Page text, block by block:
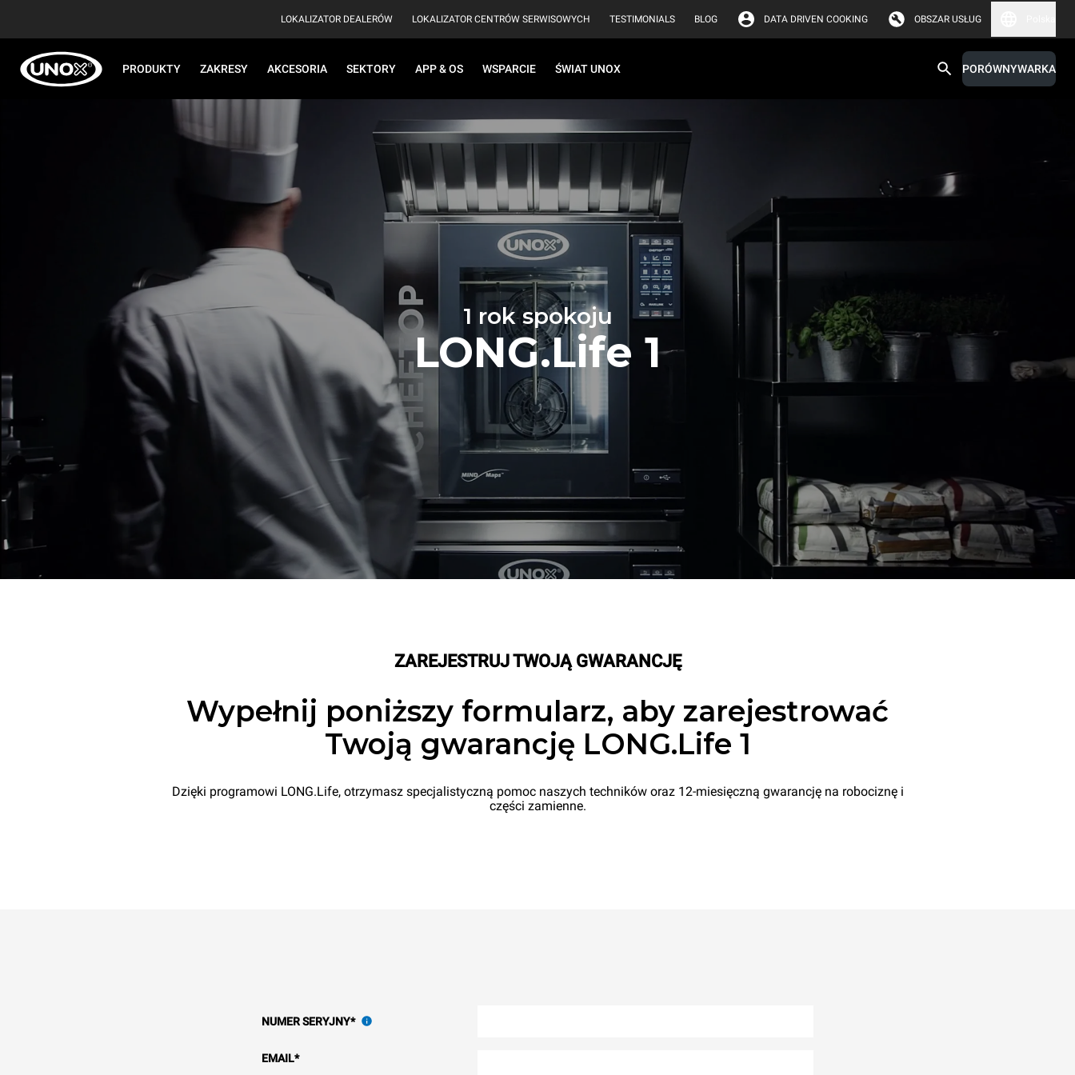
LOKALIZATOR DEALERÓW LOKALIZATOR CENTRÓW SERWISOWYCH TESTIMONIALS BLOG DATA DRIVEN COOKING OBSZAR USŁUG
PRODUKTY ZAKRESY AKCESORIA SEKTORY APP & OS WSPARCIE ŚWIAT UNOX PORÓWNYWARKA
1 rok spokoju
LONG.Life 1
ZAREJESTRUJ TWOJĄ GWARANCJĘ
Wypełnij poniższy formularz, aby zarejestrować
Twoją gwarancję LONG.Life 1
Dzięki programowi LONG.Life, otrzymasz specjalistyczną pomoc naszych techników oraz 12-miesięczną gwarancję na robociznę i
części zamienne.
NUMER SERYJNY*
EMAIL*